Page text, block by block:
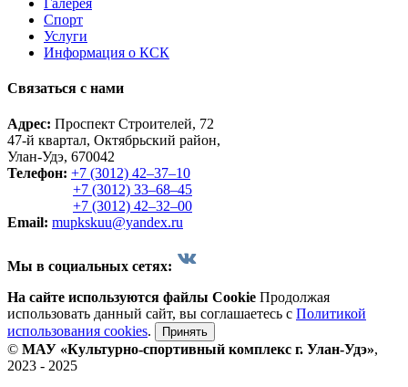
Спорт
Услуги
Информация о КСК
Связаться с нами
Адрес: Проспект Строителей, 72
47-й квартал, Октябрьский район,
Улан-Удэ, 670042
Телефон: +7 (3012) 42‒37‒10
+7 (3012) 33‒68‒45
+7 (3012) 42‒32‒00
Email: mupkskuu@yandex.ru
Мы в социальных сетях:
На сайте используются файлы Cookie Продолжая
использовать данный сайт, вы соглашаетесь с Политикой
использования cookies. Принять
© МАУ «Культурно-спортивный комплекс г. Улан-Удэ»,
2023 - 2025